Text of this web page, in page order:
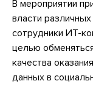
В мероприятии
власти
сотрудники ИТ-
целью
качества
данных в